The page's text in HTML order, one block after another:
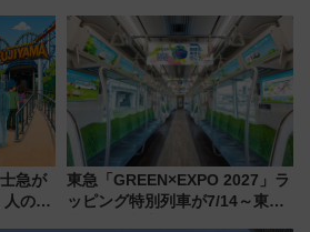
？
別企画
急が
人のか
東急「GREEN×EXPO 2027」ラ
ッピング特別列車が7/14～東